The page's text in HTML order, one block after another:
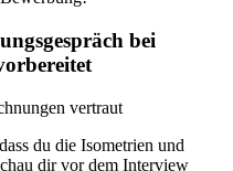
bei
vertraut
du die Isometrien und
dir vor dem Interview